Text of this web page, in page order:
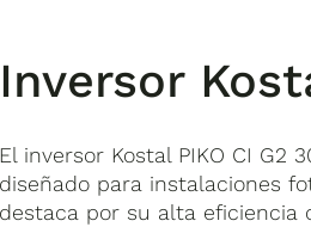
Inversor
El inversor Kostal PIKO CI G2
diseñado para instalaciones
destaca por su alta eficiencia